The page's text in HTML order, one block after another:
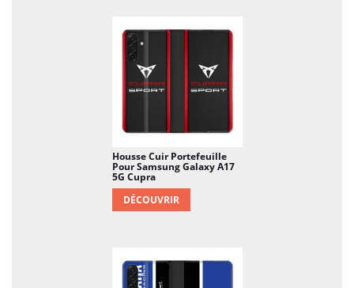
Housse Cuir Portefeuille
Pour Samsung Galaxy A17
5G Cupra
DÉCOUVRIR